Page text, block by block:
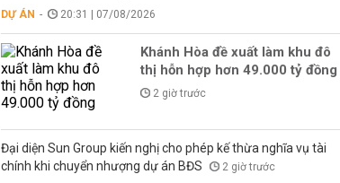
DỰ ÁN 20:31 | 07/08/2026
Khánh Hòa đề xuất làm khu đô
thị hỗn hợp hơn 49.000 tỷ đồng
2 giờ trước
Đại diện Sun Group kiến nghị cho phép kế thừa nghĩa vụ tài
chính khi chuyển nhượng dự án BĐS
2 giờ trước